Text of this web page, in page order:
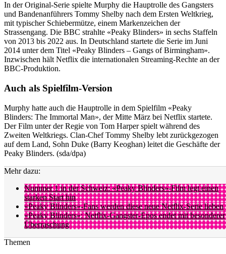
In der Original-Serie spielte Murphy die Hauptrolle des Gangsters
und Bandenanführers Tommy Shelby nach dem Ersten Weltkrieg,
mit typischer Schiebermütze, einem Markenzeichen der
Strassengang. Die BBC strahlte «Peaky Blinders» in sechs Staffeln
von 2013 bis 2022 aus. In Deutschland startete die Serie im Juni
2014 unter dem Titel «Peaky Blinders – Gangs of Birmingham».
Inzwischen hält Netflix die internationalen Streaming-Rechte an der
BBC-Produktion.
Auch als Spielfilm-Version
Murphy hatte auch die Hauptrolle in dem Spielfilm «Peaky
Blinders: The Immortal Man», der Mitte März bei Netflix startete.
Der Film unter der Regie von Tom Harper spielt während des
Zweiten Weltkriegs. Clan-Chef Tommy Shelby lebt zurückgezogen
auf dem Land, Sohn Duke (Barry Keoghan) leitet die Geschäfte der
Peaky Blinders. (sda/dpa)
Mehr dazu:
Nummer 1 in der Schweiz: «Peaky Blinders»-Film legt einen
starken Start hin
«Peaky Blinders»-Fans werden diese neue Netflix-Serie lieben
«Peaky Blinders»: Netflix-Gangster-Epos endet mit besonderer
Überraschung
Themen